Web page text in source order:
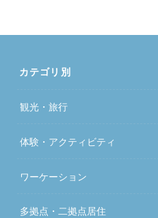
カテゴリ別
観光・旅行
体験・アクティビティ
ワーケーション
多拠点・二拠点居住